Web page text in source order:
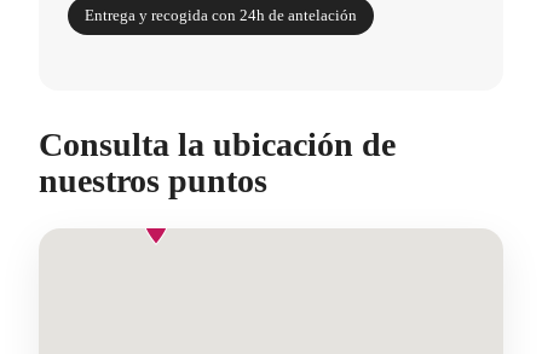
Entrega y recogida con 24h de antelación
Consulta la ubicación de
nuestros puntos